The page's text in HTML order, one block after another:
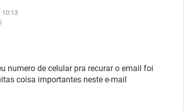
10:13
numero de celular pra recurar o email foi
coisa importantes neste e-mail